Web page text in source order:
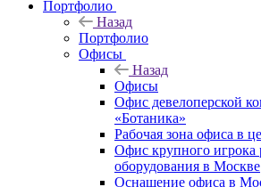
Портфолио
Назад
Портфолио
Офисы
Назад
Офисы
Офис девелоперской
«Ботаника»
Рабочая зона офиса в
Офис крупного игрока
оборудования в Москве
Оснащение офиса в